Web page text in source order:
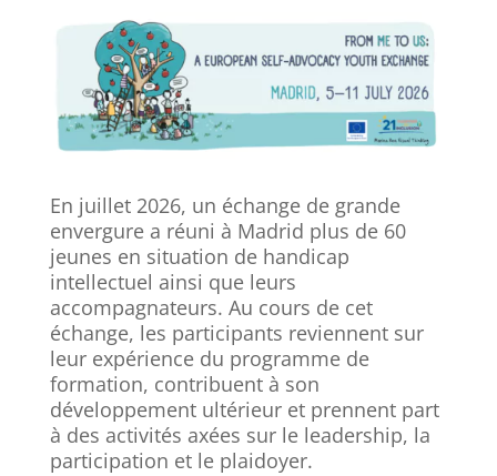
En juillet 2026, un échange de grande
envergure a réuni à Madrid plus de 60
jeunes en situation de handicap
intellectuel ainsi que leurs
accompagnateurs. Au cours de cet
échange, les participants reviennent sur
leur expérience du programme de
formation, contribuent à son
développement ultérieur et prennent part
à des activités axées sur le leadership, la
participation et le plaidoyer.